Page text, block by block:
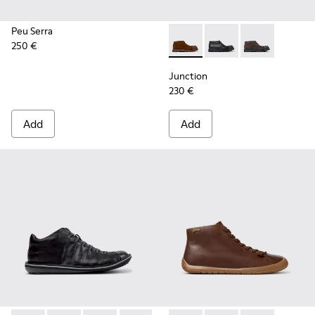
Peu Serra
250 €
Add
Junction - K300475-005 -
Junction - K300475-
Junction -
Junction
230 €
Add